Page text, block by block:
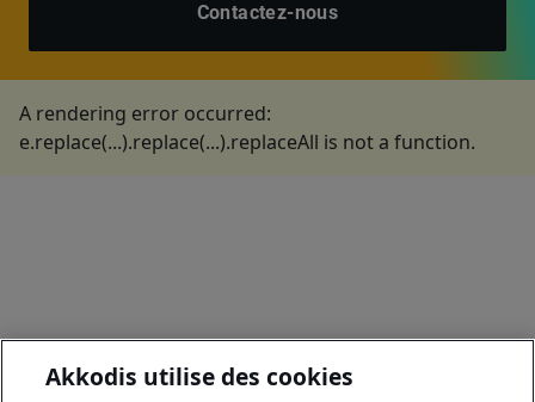
Contactez-nous
A rendering error occurred:
e.replace(...).replace(...).replaceAll is not a function.
Akkodis utilise des cookies